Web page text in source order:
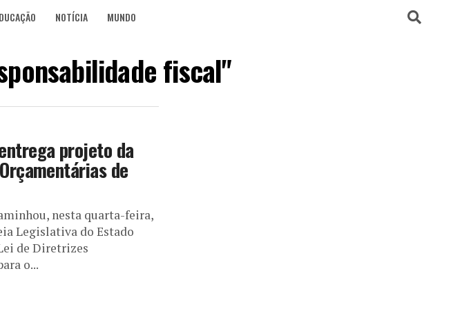
NOTÍCIA MUNDO
fiscal"
projeto da
de
nesta quarta-feira,
Legislativa do Estado
de Diretrizes
o...